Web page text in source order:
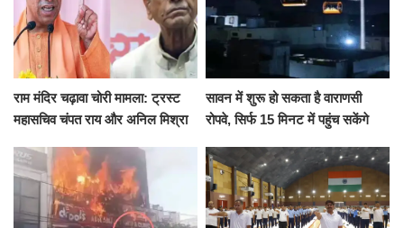
राम मंदिर चढ़ावा चोरी मामला: ट्रस्ट
महासचिव चंपत राय और अनिल मिश्रा
को नहीं...
सावन में शुरू हो सकता है वाराणसी
रोपवे, सिर्फ 15 मिनट में पहुंच सकेंगे
किराया